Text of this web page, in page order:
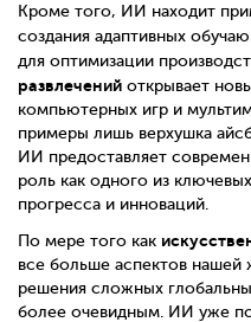
Кроме того, ИИ находит
создания адаптивных
для оптимизации
развлечений открывает
компьютерных игр и
примеры лишь верхушка
ИИ предоставляет
роль как одного из
прогресса и инноваций.
По мере того как
все больше аспектов нашей
решения сложных
более очевидным. ИИ уже